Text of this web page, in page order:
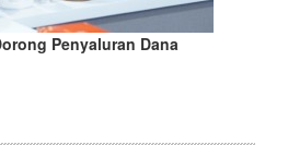
Penyaluran Dana